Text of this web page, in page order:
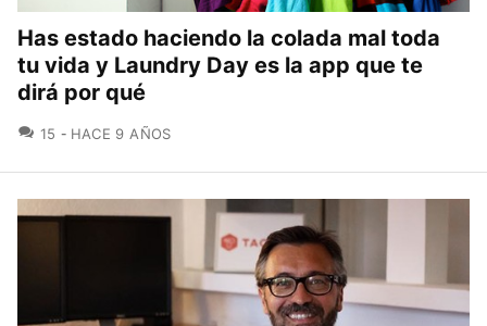
Has estado haciendo la colada mal toda
tu vida y Laundry Day es la app que te
dirá por qué
15 COMENTARIOS
HACE 9 AÑOS